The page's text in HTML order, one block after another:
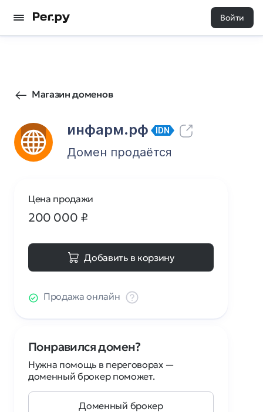
Войти
Магазин доменов
инфарм.рф IDN
42 0
Домен продаётся
Цена продажи
200 000 ₽
Добавить в корзину
Продажа онлайн
Понравился домен?
Нужна помощь в переговорах —
доменный брокер поможет.
Доменный брокер